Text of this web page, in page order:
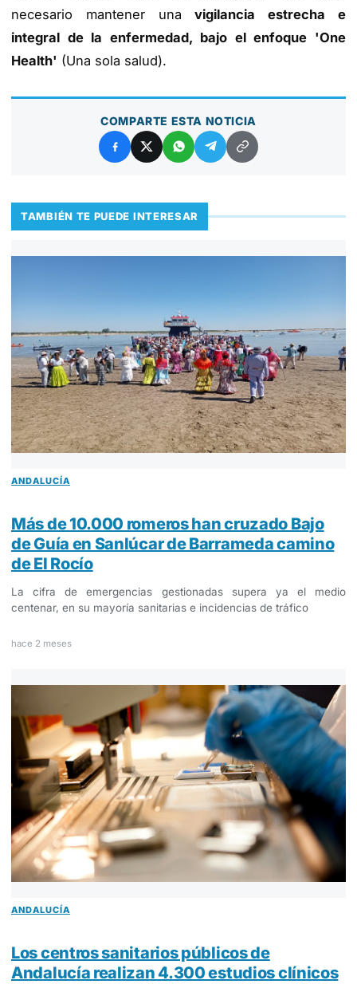
necesario mantener unavigilancia estrecha e
integral de la enfermedad, bajo el enfoque 'One
Health' (Una sola salud).
COMPARTE ESTA NOTICIA
TAMBIÉN TE PUEDE INTERESAR
ANDALUCÍA
Más de 10.000 romeros han cruzado Bajo
de Guía en Sanlúcar de Barrameda camino
de El Rocío
La cifra de emergencias gestionadas supera ya el medio
centenar, en su mayoría sanitarias e incidencias de tráfico
hace 2 meses
ANDALUCÍA
Los centros sanitarios públicos de
Andalucía realizan 4.300 estudios clínicos